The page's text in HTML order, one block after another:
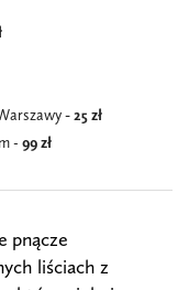
- 25 zł
- 99 zł
pnącze
liściach z